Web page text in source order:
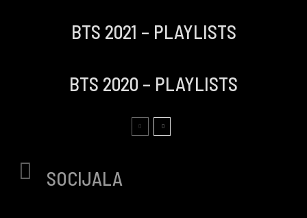
BTS 2021 – PLAYLISTS
BTS 2020 – PLAYLISTS
SOCIJALA